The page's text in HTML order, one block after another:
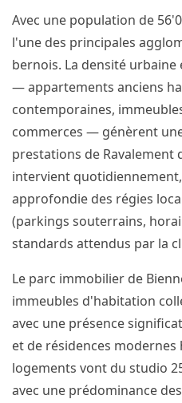
Avec une population de
l'une des principales
bernois. La densité
— appartements anciens
contemporaines,
commerces — génèrent
prestations de Ravalement
intervient
approfondie des régies
(parkings souterrains,
standards attendus par la
Le parc immobilier de
immeubles d'habitation
avec une présence
et de résidences modernes
logements vont du studio
avec une prédominance des